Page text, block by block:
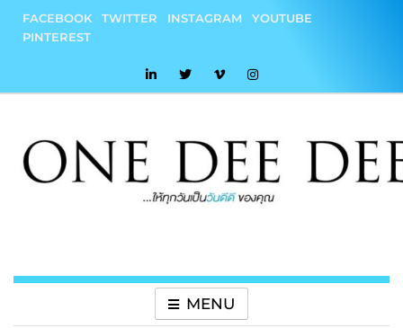
content
FACEBOOK TWITTER INSTAGRAM
YOUTUBE
PINTEREST
MENU